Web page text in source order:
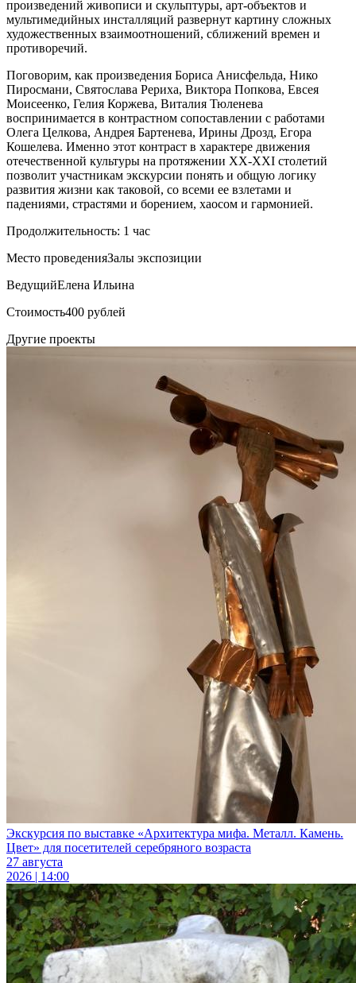
произведений живописи и скульптуры, арт-объектов и
мультимедийных инсталляций развернут картину сложных
художественных взаимоотношений, сближений времен и
противоречий.
Поговорим, как произведения Бориса Анисфельда, Нико
Пиросмани, Святослава Рериха, Виктора Попкова, Евсея
Моисеенко, Гелия Коржева, Виталия Тюленева
воспринимается в контрастном сопоставлении с работами
Олега Целкова, Андрея Бартенева, Ирины Дрозд, Егора
Кошелева. Именно этот контраст в характере движения
отечественной культуры на протяжении ХХ-ХХI столетий
позволит участникам экскурсии понять и общую логику
развития жизни как таковой, со всеми ее взлетами и
падениями, страстями и борением, хаосом и гармонией.
Продолжительность: 1 час
Место проведенияЗалы экспозиции
ВедущийЕлена Ильина
Стоимость400 рублей
Другие проекты
Экскурсия по выставке «Архитектура мифа. Металл. Камень.
Цвет» для посетителей серебряного возраста
27 августа
2026 | 14:00